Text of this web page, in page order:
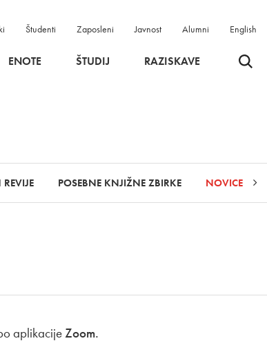
Študenti Zaposleni Javnost Alumni English
ENOTE ŠTUDIJ RAZISKAVE Odpri
POSEBNE KNJIŽNE ZBIRKE NOVICE
aplikacijeZoom.